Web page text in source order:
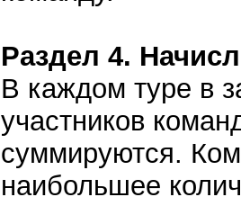
Раздел 4.
В каждом туре в
участников
суммируются.
наибольшее